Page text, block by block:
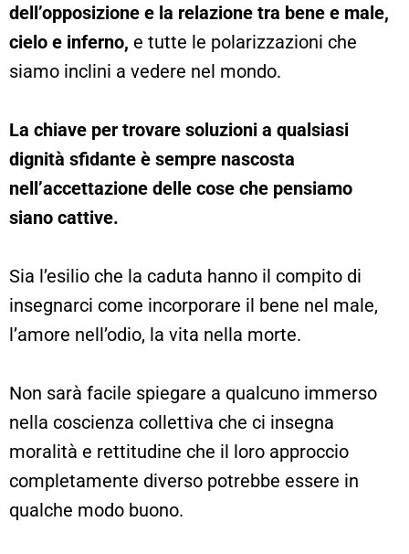
dell’opposizione e la relazione tra bene e male,
cielo e inferno, e tutte le polarizzazioni che
siamo inclini a vedere nel mondo.
La chiave per trovare soluzioni a qualsiasi
dignità sfidante è sempre nascosta
nell’accettazione delle cose che pensiamo
siano cattive.
Sia l’esilio che la caduta hanno il compito di
insegnarci come incorporare il bene nel male,
l’amore nell’odio, la vita nella morte.
Non sarà facile spiegare a qualcuno immerso
nella coscienza collettiva che ci insegna
moralità e rettitudine che il loro approccio
completamente diverso potrebbe essere in
qualche modo buono.